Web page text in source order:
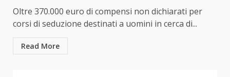
Oltre 370.000 euro di compensi non dichiarati per
corsi di seduzione destinati a uomini in cerca di...
Read More